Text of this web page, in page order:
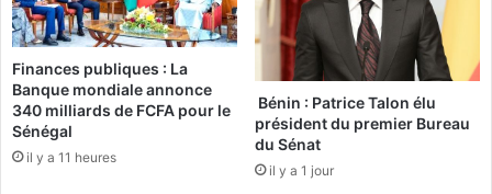
a
u
m
a
t
c
h
a
r
t
i
c
i
p
Finances publiques : La
Banque mondiale annonce
340 milliards de FCFA pour le
Sénégal
il y a 11 heures
Bénin : Patrice Talon élu
président du premier Bureau
du Sénat
il y a 1 jour